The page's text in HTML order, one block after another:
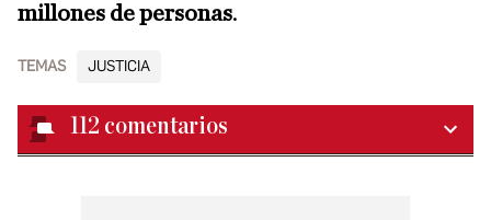
millones de personas.
TEMAS JUSTICIA
112 comentarios